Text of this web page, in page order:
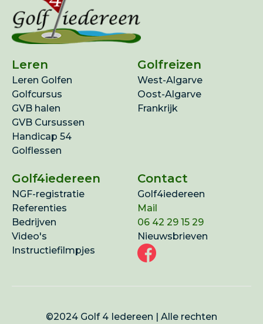
Leren
Leren Golfen
Golfcursus
GVB halen
GVB Cursussen
Handicap 54
Golflessen
Golfreizen
West-Algarve
Oost-Algarve
Frankrijk
Golf4iedereen
NGF-registratie
Referenties
Bedrijven
Video's
Instructiefilmpjes
Contact
Golf4iedereen
Mail
06 42 29 15 29
Nieuwsbrieven
©2024 Golf 4 Iedereen | Alle rechten